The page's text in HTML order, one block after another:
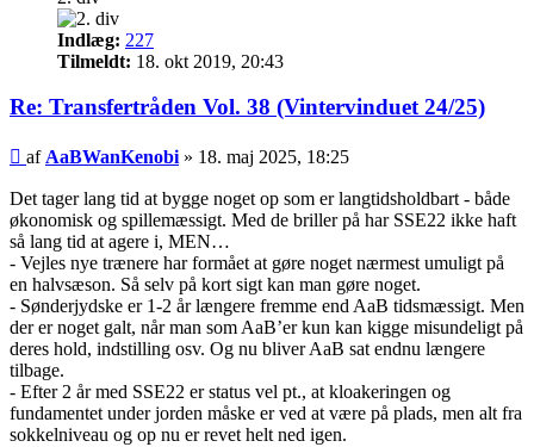
Indlæg: 227
Tilmeldt: 18. okt 2019, 20:43
Re: Transfertråden Vol. 38 (Vintervinduet 24/25)
Indlæg
af AaBWanKenobi » 18. maj 2025, 18:25
Det tager lang tid at bygge noget op som er langtidsholdbart - både
økonomisk og spillemæssigt. Med de briller på har SSE22 ikke haft
så lang tid at agere i, MEN…
- Vejles nye trænere har formået at gøre noget nærmest umuligt på
en halvsæson. Så selv på kort sigt kan man gøre noget.
- Sønderjydske er 1-2 år længere fremme end AaB tidsmæssigt. Men
der er noget galt, når man som AaB’er kun kan kigge misundeligt på
deres hold, indstilling osv. Og nu bliver AaB sat endnu længere
tilbage.
- Efter 2 år med SSE22 er status vel pt., at kloakeringen og
fundamentet under jorden måske er ved at være på plads, men alt fra
sokkelniveau og op nu er revet helt ned igen.